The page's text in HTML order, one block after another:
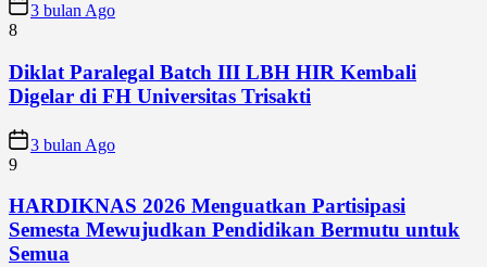
3 bulan Ago
8
Diklat Paralegal Batch III LBH HIR Kembali
Digelar di FH Universitas Trisakti
3 bulan Ago
9
HARDIKNAS 2026 Menguatkan Partisipasi
Semesta Mewujudkan Pendidikan Bermutu untuk
Semua